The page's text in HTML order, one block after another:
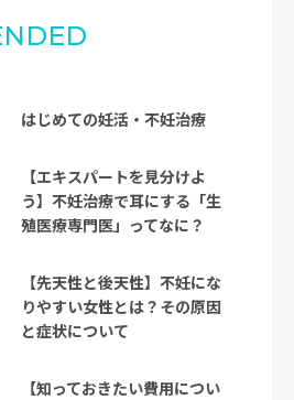
はじめての妊活・不妊治療
【エキスパートを見分けよ
う】不妊治療で耳にする「生
殖医療専門医」ってなに？
【先天性と後天性】不妊にな
りやすい女性とは？その原因
と症状について
【知っておきたい費用につい